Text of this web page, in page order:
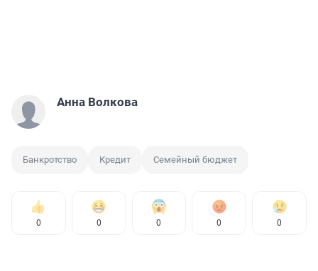
Анна Волкова
Банкротство Кредит Семейный бюджет
0 0 0 0 0